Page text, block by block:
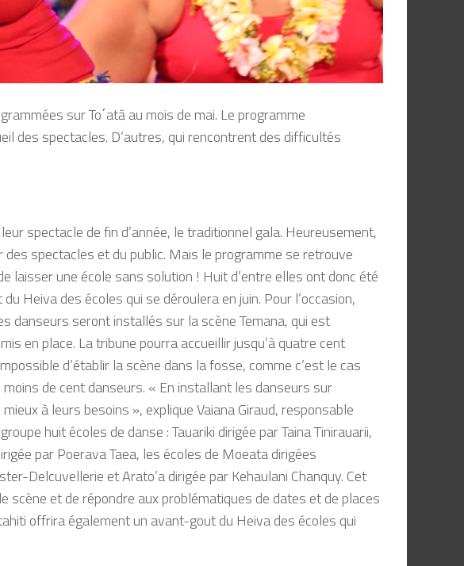
sur To΄atāau mois de mai. Le programme
des spectacles. D’autres, qui rencontrent des difficultés
spectacle de fin d’année, le traditionnel gala. Heureusement,
des spectacles et du public. Mais le programme se retrouve
laisser une école sans solution ! Huit d’entre elles ontdonc été
du Heivades écoles qui se dérouleraen juin. Pour l’occasion,
danseurs serontinstallés sur la scèneTemana, qui est
en place. La tribune pourra accueillir jusqu’à quatre cent
d’établir la scène dans la fosse, comme c’est le cas
moins de cent danseurs. « En installant les danseurs sur
à leurs besoins », expliqueVaianaGiraud, responsable
huitécoles de danse :Tauariki dirigée parTainaTinirauarii,
par PoeravaTaea, les écoles de Moeatadirigées
Delcuvellerie etArato’adirigée par Kehaulani Chanquy. Cet
scène etde répondre aux problématiques de dates et de places
offrira égalementun avant-gout du Heivades écoles qui